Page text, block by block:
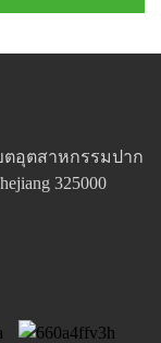
ตอุตสาหกรรมปาก
325000